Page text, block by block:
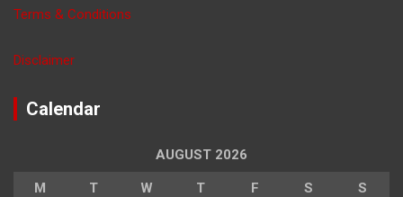
Terms & Conditions
Disclaimer
Calendar
AUGUST 2026
M T W T F S S